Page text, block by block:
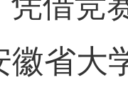
徽省大